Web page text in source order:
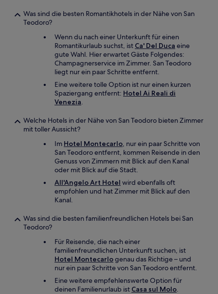
Was sind die besten Romantikhotels in der Nähe von San
Teodoro?
Wenn du nach einer Unterkunft für einen
Romantikurlaub suchst, ist Ca' Del Duca eine
gute Wahl. Hier erwartet Gäste Folgendes:
Champagnerservice im Zimmer. San Teodoro
liegt nur ein paar Schritte entfernt.
Eine weitere tolle Option ist nur einen kurzen
Spaziergang entfernt: Hotel Ai Reali di
Venezia.
Welche Hotels in der Nähe von San Teodoro bieten Zimmer
mit toller Aussicht?
Im Hotel Montecarlo, nur ein paar Schritte von
San Teodoro entfernt, kommen Reisende in den
Genuss von Zimmern mit Blick auf den Kanal
oder mit Blick auf die Stadt.
All'Angelo Art Hotel wird ebenfalls oft
empfohlen und hat Zimmer mit Blick auf den
Kanal.
Was sind die besten familienfreundlichen Hotels bei San
Teodoro?
Für Reisende, die nach einer
familienfreundlichen Unterkunft suchen, ist
Hotel Montecarlogenau das Richtige – und
nur ein paar Schritte von San Teodoro entfernt.
Eine weitere empfehlenswerte Option für
deinen Familienurlaub ist Casa sul Molo.